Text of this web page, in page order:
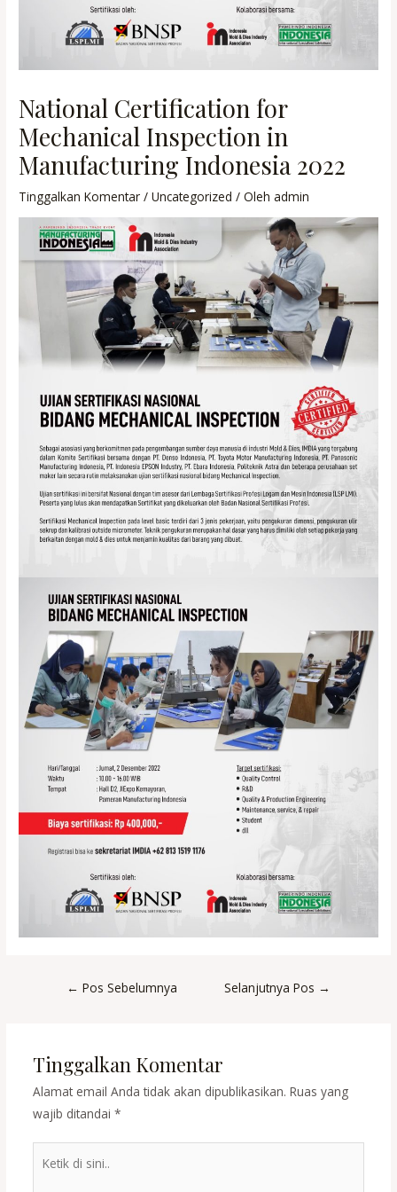
National Certification for
Mechanical Inspection in
Manufacturing Indonesia 2022
Tinggalkan Komentar /Uncategorized / Olehadmin
Post← Pos Sebelumnya Selanjutnya Pos →
Tinggalkan Komentar
Alamat email Anda tidak akan dipublikasikan. Ruas yang
wajib ditandai *